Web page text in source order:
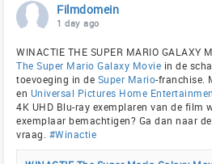
Filmdomein
1 day ago
WINACTIE THE SUPER MARIO GALAXY
The Super Mario Galaxy Movie in de
toevoeging in de Super Mario-franchise.
en Universal Pictures Home
4K UHD Blu-ray exemplaren van de film
exemplaar bemachtigen? Ga dan naar
vraag. #Winactie